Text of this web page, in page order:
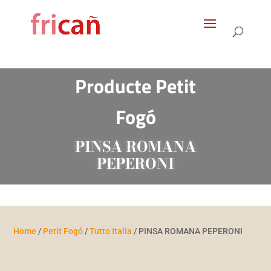
Producte Petit
Fogó
PINSA ROMANA
PEPERONI
Home / Petit Fogó/Tutto Italia / PINSA ROMANA PEPERONI